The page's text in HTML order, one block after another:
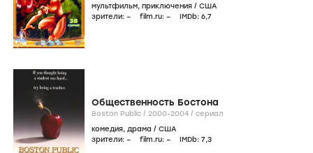
мультфильм, приключения / США
зрители: – film.ru: – IMDb: 6,7
Общественность Бостона
Boston Public / 2000-2004 / сериал
комедия, драма / США
зрители: – film.ru: – IMDb: 7,3